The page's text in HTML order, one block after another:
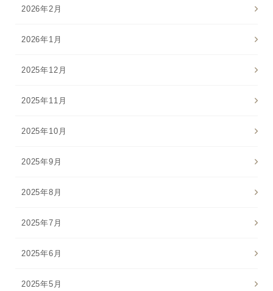
2026年2月
2026年1月
2025年12月
2025年11月
2025年10月
2025年9月
2025年8月
2025年7月
2025年6月
2025年5月